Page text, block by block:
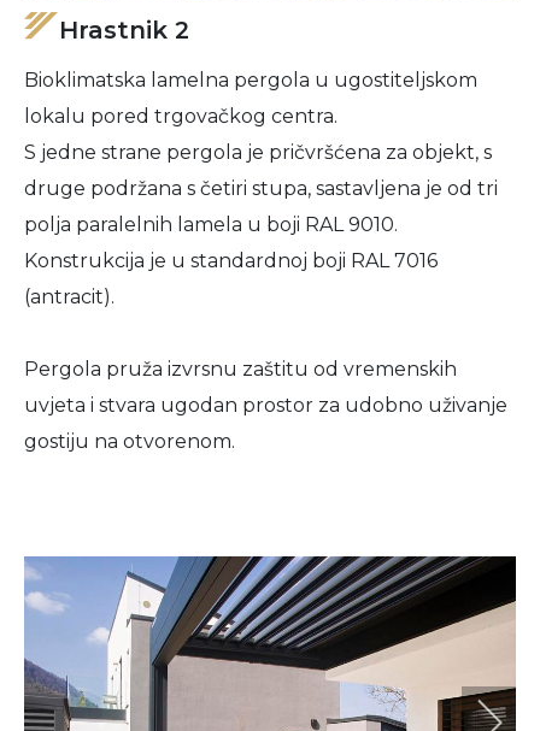
Hrastnik 2
Bioklimatska lamelna pergola u ugostiteljskom
lokalu pored trgovačkog centra.
S jedne strane pergola je pričvršćena za objekt, s
druge podržana s četiri stupa, sastavljena je od tri
polja paralelnih lamela u boji RAL 9010.
Konstrukcija je u standardnoj boji RAL 7016
(antracit).
Pergola pruža izvrsnu zaštitu od vremenskih
uvjeta i stvara ugodan prostor za udobno uživanje
gostiju na otvorenom.